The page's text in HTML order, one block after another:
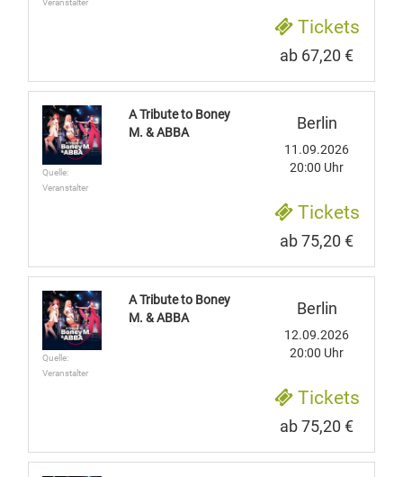
Veranstalter
Tickets
ab 67,20 €
Quelle:
Veranstalter
A Tribute to Boney
M. & ABBA
Berlin
11.09.2026
20:00 Uhr
Tickets
ab 75,20 €
Quelle:
Veranstalter
A Tribute to Boney
M. & ABBA
Berlin
12.09.2026
20:00 Uhr
Tickets
ab 75,20 €